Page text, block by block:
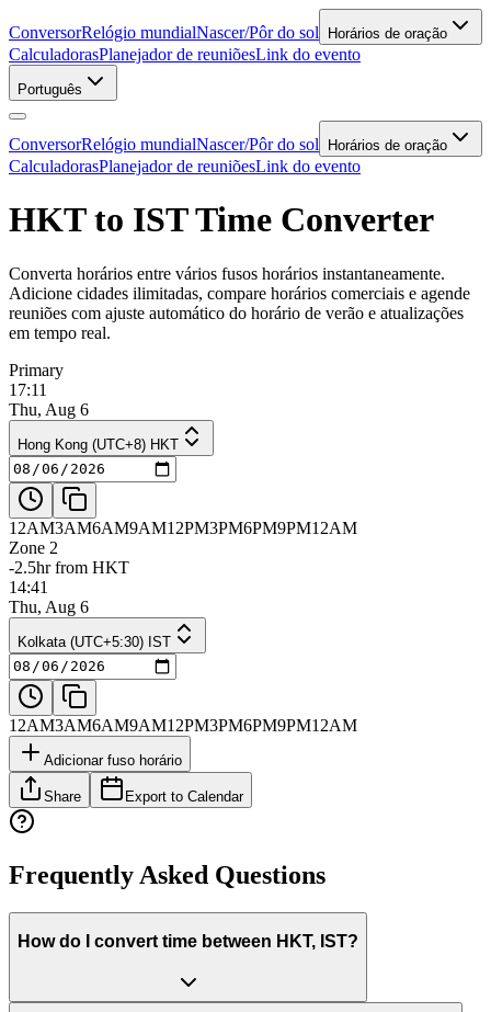
ConversorRelógio mundialNascer/Pôr do sol Horários de oração
CalculadorasPlanejador de reuniõesLink do evento
Português
ConversorRelógio mundialNascer/Pôr do sol Horários de oração
CalculadorasPlanejador de reuniõesLink do evento
HKT to IST Time Converter
Converta horários entre vários fusos horários instantaneamente.
Adicione cidades ilimitadas, compare horários comerciais e agende
reuniões com ajuste automático do horário de verão e atualizações
em tempo real.
Primary
17:11
Thu, Aug 6
Hong Kong (UTC+8) HKT
12AM3AM6AM9AM12PM3PM6PM9PM12AM
Zone 2
-2.5hr from HKT
14:41
Thu, Aug 6
Kolkata (UTC+5:30) IST
12AM3AM6AM9AM12PM3PM6PM9PM12AM
Adicionar fuso horário
Share Export to Calendar
Frequently Asked Questions
How do I convert time between HKT, IST?